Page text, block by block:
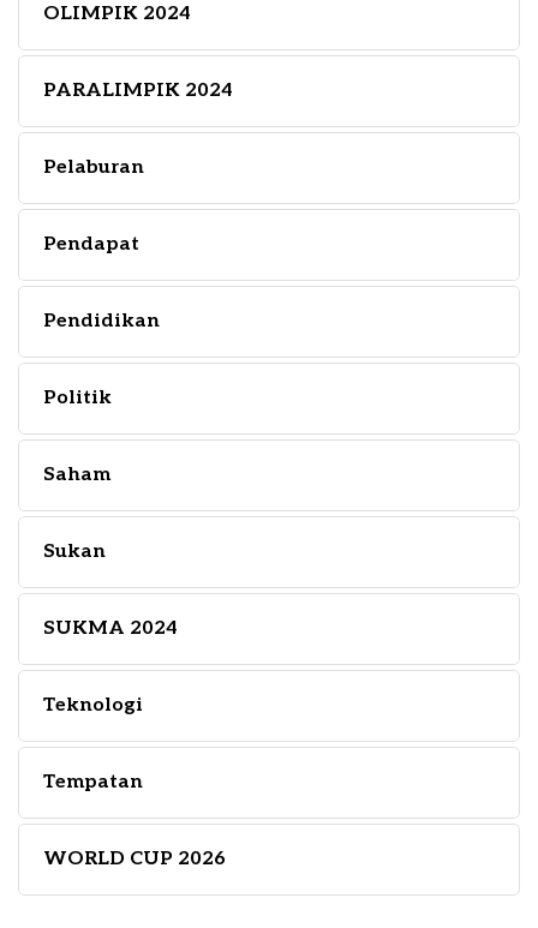
OLIMPIK 2024
PARALIMPIK 2024
Pelaburan
Pendapat
Pendidikan
Politik
Saham
Sukan
SUKMA 2024
Teknologi
Tempatan
WORLD CUP 2026